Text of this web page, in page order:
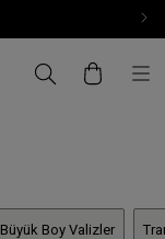
Büyük Boy Valizler